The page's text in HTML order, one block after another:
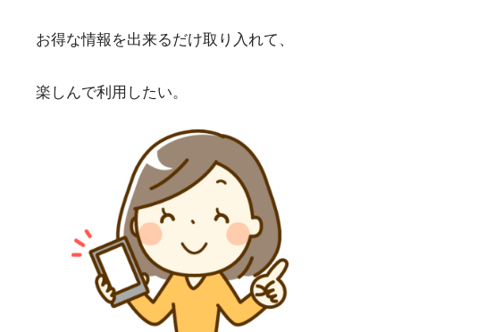
お得な情報を出来るだけ取り入れて、
楽しんで利用したい。